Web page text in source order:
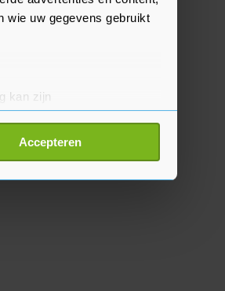
wie uw gegevens gebruikt
kan zijn
detailgedeelte
Accepteren